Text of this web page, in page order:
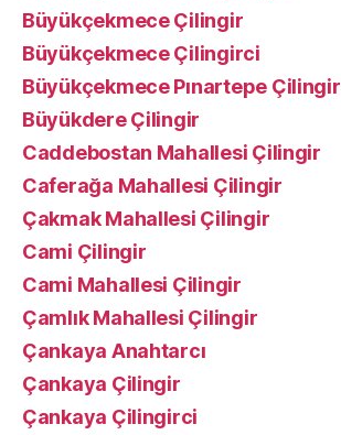
Büyükçekmece Çilingir
Büyükçekmece Çilingirci
Büyükçekmece Pınartepe Çilingir
Büyükdere Çilingir
Caddebostan Mahallesi Çilingir
Caferağa Mahallesi Çilingir
Çakmak Mahallesi Çilingir
Cami Çilingir
Cami Mahallesi Çilingir
Çamlık Mahallesi Çilingir
Çankaya Anahtarcı
Çankaya Çilingir
Çankaya Çilingirci